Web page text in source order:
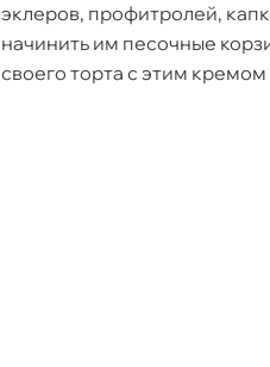
эклеров, профитролей,
начинить им песочные
своего торта с этим